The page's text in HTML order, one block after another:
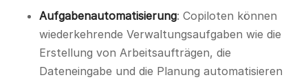
Aufgabenautomatisierung: Copiloten können
wiederkehrende Verwaltungsaufgaben wie die
Erstellung von Arbeitsaufträgen, die
Dateneingabe und die Planung automatisieren